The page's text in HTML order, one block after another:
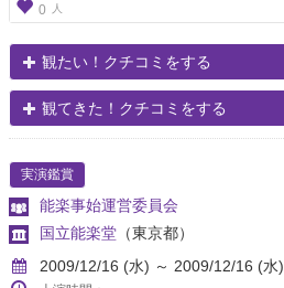
0 人
観たい！クチコミをする
観てきた！クチコミをする
実演鑑賞
能楽事始運営委員会
国立能楽堂 （東京都）
2009/12/16 (水) ～ 2009/12/16 (水)